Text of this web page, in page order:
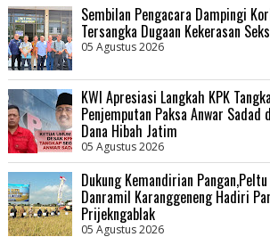
Sembilan Pengacara Dampingi
Tersangka Dugaan Kekerasan
05 Agustus 2026
KWI Apresiasi Langkah KPK
Penjemputan Paksa Anwar Sadad
Dana Hibah Jatim
05 Agustus 2026
Dukung Kemandirian
Danramil Karanggeneng Hadiri
Prijekngablak
05 Agustus 2026